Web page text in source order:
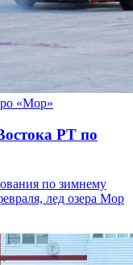
«Мор»
РТ по
по зимнему
лед озера Мор